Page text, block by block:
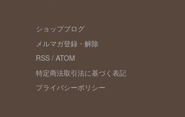
ショップブログ
メルマガ登録・解除
RSS / ATOM
特定商法取引法に基づく表記
プライバシーポリシー